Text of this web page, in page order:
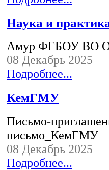
Наука и
Амур ФГБОУ ВО
08 Декабрь 2025
Подробнее...
КемГМУ
Письмо-
письмо_КемГМУ
08 Декабрь 2025
Подробнее...